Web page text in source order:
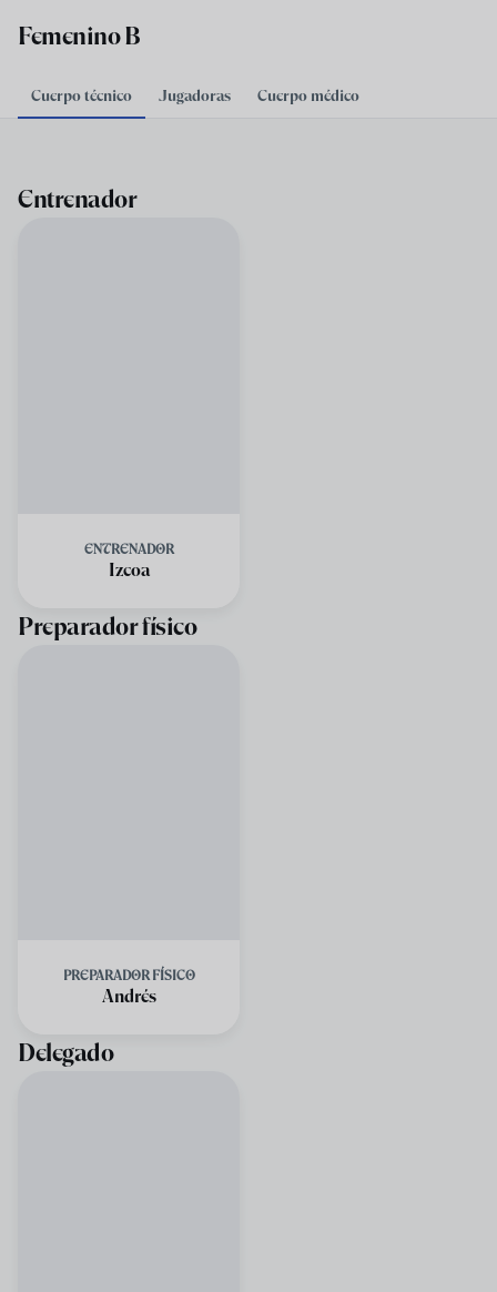
Femenino B
Cuerpo técnico Jugadoras Cuerpo médico
Entrenador
ENTRENADOR
Izcoa
Preparador físico
PREPARADOR FÍSICO
Andrés
Delegado